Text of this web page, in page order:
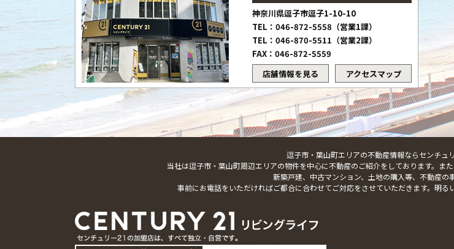
神奈川県逗子市逗子1-10-10
TEL：046-872-5558（営業1課）
TEL：046-870-5511（営業2課）
FAX：046-872-5559
店舗情報を見る
アクセスマップ
逗子市・葉山町エリアの不動産情報ならセンチュ
当社は逗子市・葉山町周辺エリアの物件を中心に不動産のご紹介をしております。ま
新築戸建、中古マンション、土地の購入等、不動産の
事前にお電話をいただければご都合に合わせてご対応をさせていただきます。明る